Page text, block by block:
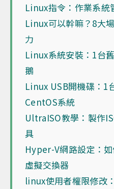
Linux指令：作業系統
Linux可以幹嘛？8大
力
Linux系統安裝：1台
鵝
Linux USB開機碟：1
CentOS系統
UltraISO教學：製作
具
Hyper-V網路設定：
虛擬交換器
linux使用者權限修改